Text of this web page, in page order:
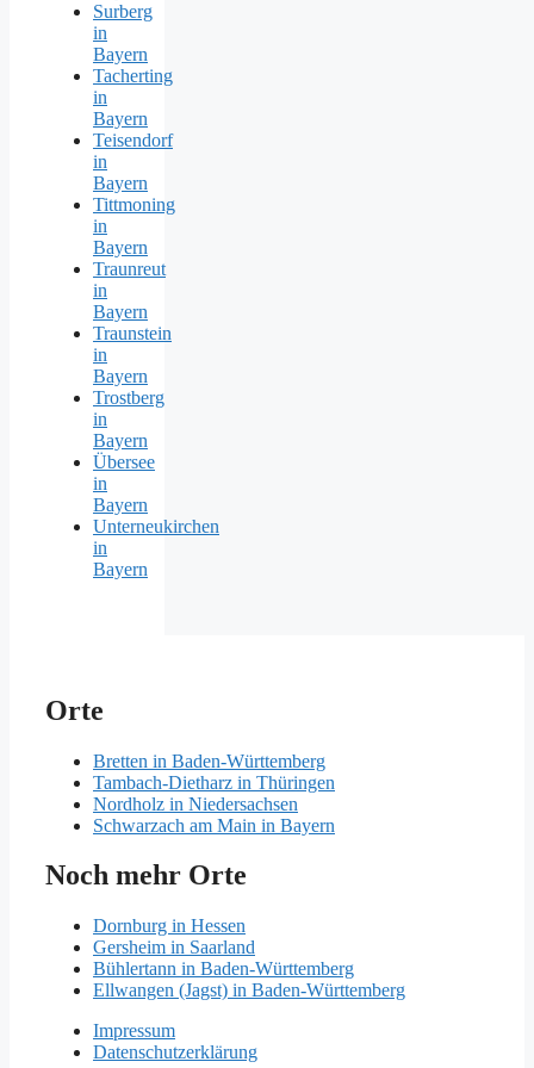
Surberg
in
Bayern
Tacherting
in
Bayern
Teisendorf
in
Bayern
Tittmoning
in
Bayern
Traunreut
in
Bayern
Traunstein
in
Bayern
Trostberg
in
Bayern
Übersee
in
Bayern
Unterneukirchen
in
Bayern
Orte
Bretten in Baden-Württemberg
Tambach-Dietharz in Thüringen
Nordholz in Niedersachsen
Schwarzach am Main in Bayern
Noch mehr Orte
Dornburg in Hessen
Gersheim in Saarland
Bühlertann in Baden-Württemberg
Ellwangen (Jagst) in Baden-Württemberg
Impressum
Datenschutzerklärung